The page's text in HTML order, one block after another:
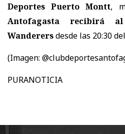
Deportes Puerto Montt,
Antofagasta recibirá
Wanderersdesde las 20:30
(Imagen:
PURANOTICIA